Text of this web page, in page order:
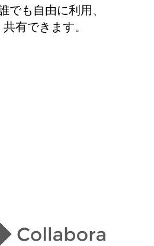
でも自由に利用、
有できます。